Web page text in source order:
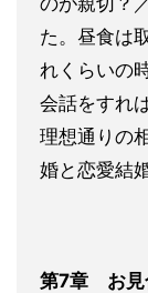
た。昼食は
れくらいの
会話をすれ
理想通りの
婚と恋愛結
第7章 お見